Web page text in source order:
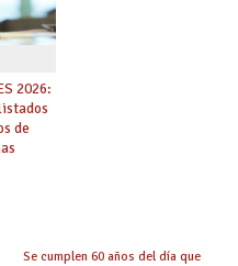
2026:
de
Se cumplen 60 años del día que